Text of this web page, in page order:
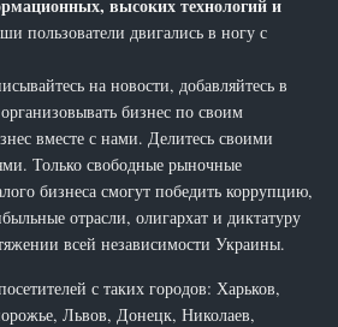
высоких технологий и
пользователи двигались в ногу с
на новости, добавляйтесь в
бизнес по своим
вместе с нами. Делитесь своими
Только свободные рыночные
бизнеса смогут победить коррупцию,
отрасли, олигархат и диктатуру
всей независимости Украины.
с таких городов: Харьков,
Львов, Донецк, Николаев,